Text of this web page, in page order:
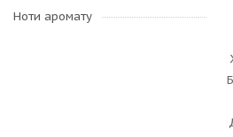
Ноти аромату